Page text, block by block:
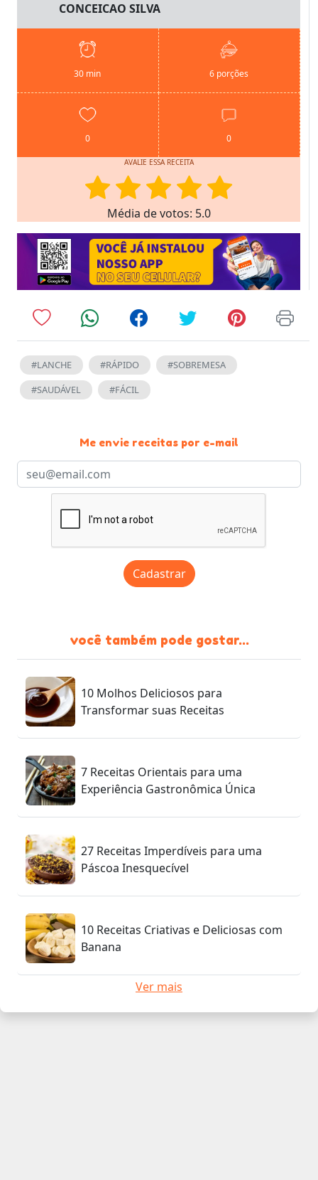
CONCEICAO SILVA
30 min 6 porções
0 0
AVALIE ESSA RECEITA
Média de votos: 5.0
#LANCHE #RÁPIDO
#SOBREMESA
#SAUDÁVEL
#FÁCIL
Me envie receitas por e-mail
Cadastrar
você também pode gostar...
10 Molhos Deliciosos para
Transformar suas Receitas
7 Receitas Orientais para uma
Experiência Gastronômica Única
27 Receitas Imperdíveis para uma
Páscoa Inesquecível
10 Receitas Criativas e Deliciosas com
Banana
Ver mais